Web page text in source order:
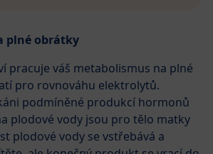
plné obrátky
pracuje váš metabolismus na plné
pro rovnováhu elektrolytů.
podmíněné produkcí hormonů
plodové vody jsou pro tělo matky
plodové vody se vstřebává a